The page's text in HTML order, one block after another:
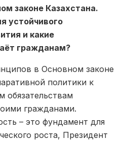
законе Казахстана.
устойчивого
и какие
гражданам?
в Основном законе
политики к
гражданами.
– это фундамент для
роста, Президент